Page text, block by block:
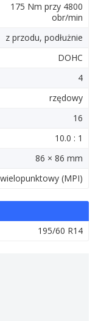
175 Nm przy 4800
obr/min
z przodu, podłużnie
DOHC
4
rzędowy
16
10.0 : 1
86 × 86 mm
wielopunktowy (MPI)
195/60 R14